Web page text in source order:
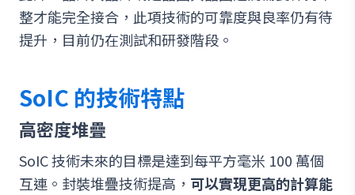
整才能完全接合，此項技術的可靠度與良率仍有待
提升，目前仍在測試和研發階段。
SoIC 的技術特點
高密度堆疊
SoIC 技術未來的目標是達到每平方毫米 100 萬個
互連。封裝堆疊技術提高， 可以實現更高的計算能